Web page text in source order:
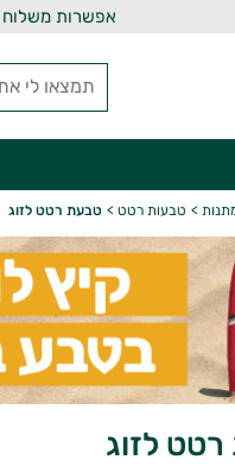
אפשרות
> טבעות רטט > טבעת רטט לזוג
לזוג